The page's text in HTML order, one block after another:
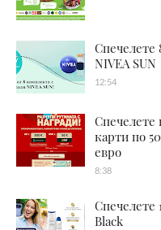
Спечелете
NIVEA SUN
12:54
Спечелете
карти по
евро
8:38
Спечелете
Black